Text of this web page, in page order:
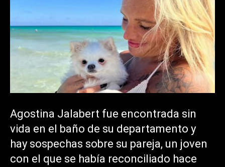
Agostina Jalabert fue encontrada sin
vida en el baño de su departamento y
hay sospechas sobre su pareja, un joven
con el que se había reconciliado hace